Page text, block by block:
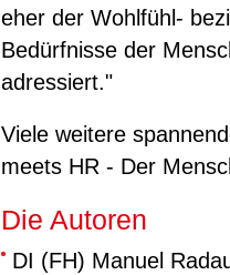
eher der Wohlfühl-
Bedürfnisse der
adressiert."
Viele weitere
meets HR - Der
Die Autoren
DI (FH) Manuel